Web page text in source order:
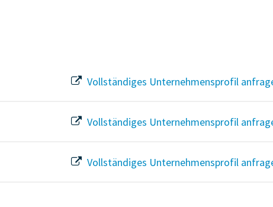
Vollständiges Unternehmensprofil
Vollständiges Unternehmensprofil
Vollständiges Unternehmensprofil